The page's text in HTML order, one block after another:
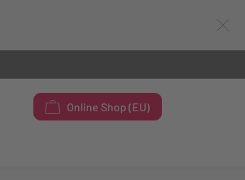
Online Shop (EU)